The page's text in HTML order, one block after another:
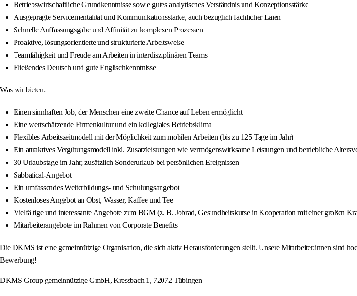
Betriebswirtschaftliche Grundkenntnisse sowie gutes analytisches Verständnis und Konzeptionsstärke
Ausgeprägte Servicementalität und Kommunikationsstärke, auch bezüglich fachlicher Laien
Schnelle Auffassungsgabe und Affinität zu komplexen Prozessen
Proaktive, lösungsorientierte und strukturierte Arbeitsweise
Teamfähigkeit und Freude am Arbeiten in interdisziplinären Teams
Fließendes Deutsch und gute Englischkenntnisse
Was wir bieten:
Einen sinnhaften Job, der Menschen eine zweite Chance auf Leben ermöglicht
Eine wertschätzende Firmenkultur und ein kollegiales Betriebsklima
Flexibles Arbeitszeitmodell mit der Möglichkeit zum mobilen Arbeiten (bis zu 125 Tage im Jahr)
Ein attraktives Vergütungsmodell inkl. Zusatzleistungen wie vermögenswirksame Leistungen und betriebliche
30 Urlaubstage im Jahr; zusätzlich Sonderurlaub bei persönlichen Ereignissen
Sabbatical-Angebot
Ein umfassendes Weiterbildungs- und Schulungsangebot
Kostenloses Angebot an Obst, Wasser, Kaffee und Tee
Vielfältige und interessante Angebote zum BGM (z. B. Jobrad, Gesundheitskurse in Kooperation mit einer großen
Mitarbeiterangebote im Rahmen von Corporate Benefits
Die DKMS ist eine gemeinnützige Organisation, die sich aktiv Herausforderungen stellt. Unsere Mitarbeiter:innen sind
Bewerbung!
DKMS Group gemeinnützige GmbH, Kressbach 1, 72072 Tübingen